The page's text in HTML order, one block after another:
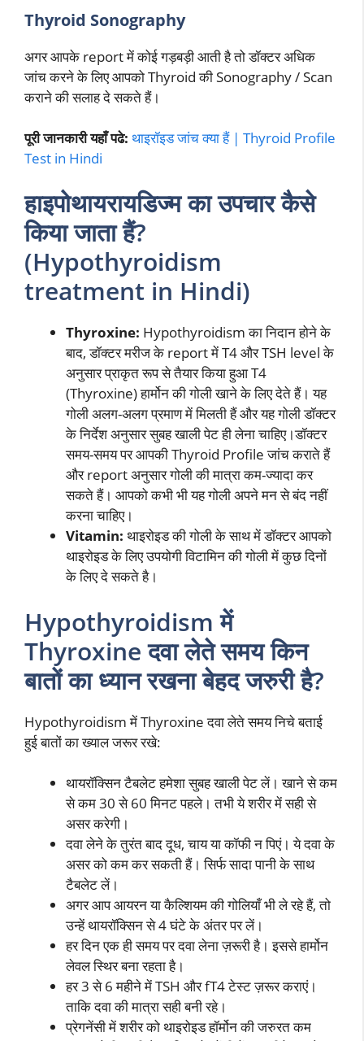
Thyroid Sonography
अगर आपके report में कोई गड़बड़ी आती है तो डॉक्टर अधिक
जांच करने के लिए आपको Thyroid की Sonography / Scan
कराने की सलाह दे सकते हैं।
पूरी जानकारी यहाँ पढे: थाइरॉइड जांच क्या हैं | Thyroid Profile
Test in Hindi
हाइपोथायरायडिज्म का उपचार कैसे
किया जाता हैं?
(Hypothyroidism
treatment in Hindi)
Thyroxine: Hypothyroidism का निदान होने के
बाद, डॉक्टर मरीज के report में T4 और TSH level के
अनुसार प्राकृत रूप से तैयार किया हुआ T4
(Thyroxine) हार्मोन की गोली खाने के लिए देते हैं। यह
गोली अलग-अलग प्रमाण में मिलती हैं और यह गोली डॉक्टर
के निर्देश अनुसार सुबह खाली पेट ही लेना चाहिए।डॉक्टर
समय-समय पर आपकी Thyroid Profile जांच कराते हैं
और report अनुसार गोली की मात्रा कम-ज्यादा कर
सकते हैं। आपको कभी भी यह गोली अपने मन से बंद नहीं
करना चाहिए।
Vitamin: थाइरोइड की गोली के साथ में डॉक्टर आपको
थाइरोइड के लिए उपयोगी विटामिन की गोली में कुछ दिनों
के लिए दे सकते है।
Hypothyroidism में
Thyroxine दवा लेते समय किन
बातों का ध्यान रखना बेहद जरुरी है?
Hypothyroidism में Thyroxine दवा लेते समय निचे बताई
हुई बातों का ख्याल जरूर रखे:
थायरॉक्सिन टैबलेट हमेशा सुबह खाली पेट लें। खाने से कम
से कम 30 से 60 मिनट पहले। तभी ये शरीर में सही से
असर करेगी।
दवा लेने के तुरंत बाद दूध, चाय या कॉफी न पिएं। ये दवा के
असर को कम कर सकती हैं। सिर्फ सादा पानी के साथ
टैबलेट लें।
अगर आप आयरन या कैल्शियम की गोलियाँ भी ले रहे हैं, तो
उन्हें थायरॉक्सिन से 4 घंटे के अंतर पर लें।
हर दिन एक ही समय पर दवा लेना ज़रूरी है। इससे हार्मोन
लेवल स्थिर बना रहता है।
हर 3 से 6 महीने में TSH और fT4 टेस्ट ज़रूर कराएं।
ताकि दवा की मात्रा सही बनी रहे।
प्रेगनेंसी में शरीर को थाइरोइड हॉर्मोन की जरुरत कम